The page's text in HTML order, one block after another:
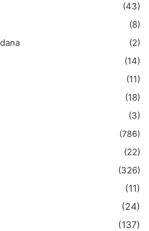
(43)
(8)
(2)
(14)
(11)
(18)
(3)
(786)
(22)
(326)
(11)
(24)
(137)